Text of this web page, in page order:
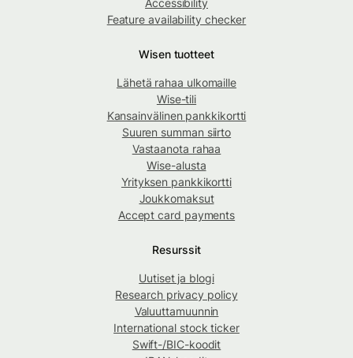
Feature availability checker
Wisen tuotteet
Lähetä rahaa ulkomaille
Wise-tili
Kansainvälinen pankkikortti
Suuren summan siirto
Vastaanota rahaa
Wise-alusta
Yrityksen pankkikortti
Joukkomaksut
Accept card payments
Resurssit
Uutiset ja blogi
Research privacy policy
Valuuttamuunnin
International stock ticker
Swift-/BIC-koodit